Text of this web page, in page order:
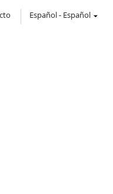
Español- Español